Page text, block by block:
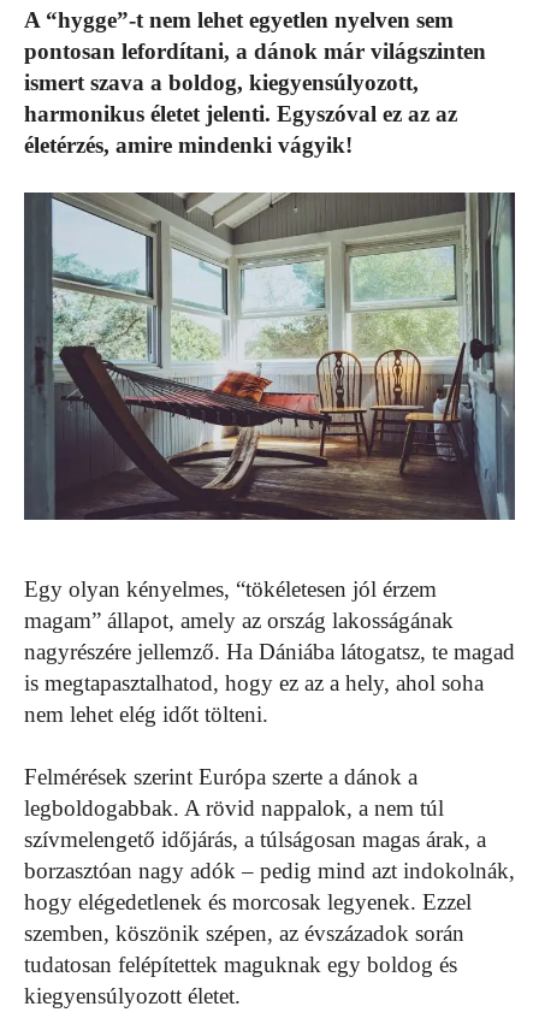
A “hygge”-t nem lehet egyetlen nyelven sem
pontosan lefordítani, a dánok már világszinten
ismert szava a boldog, kiegyensúlyozott,
harmonikus életet jelenti. Egyszóval ez az az
életérzés, amire mindenki vágyik!
Egy olyan kényelmes, “tökéletesen jól érzem
magam” állapot, amely az ország lakosságának
nagyrészére jellemző. Ha Dániába látogatsz, te magad
is megtapasztalhatod, hogy ez az a hely, ahol soha
nem lehet elég időt tölteni.
Felmérések szerint Európa szerte a dánok a
legboldogabbak. A rövid nappalok, a nem túl
szívmelengető időjárás, a túlságosan magas árak, a
borzasztóan nagy adók – pedig mind azt indokolnák,
hogy elégedetlenek és morcosak legyenek. Ezzel
szemben, köszönik szépen, az évszázadok során
tudatosan felépítettek maguknak egy boldog és
kiegyensúlyozott életet.